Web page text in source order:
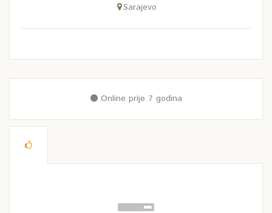
Sarajevo
Online prije 7 godina